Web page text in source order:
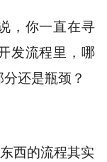
，你一直在寻
发流程里，哪
还是瓶颈？
西的流程其实